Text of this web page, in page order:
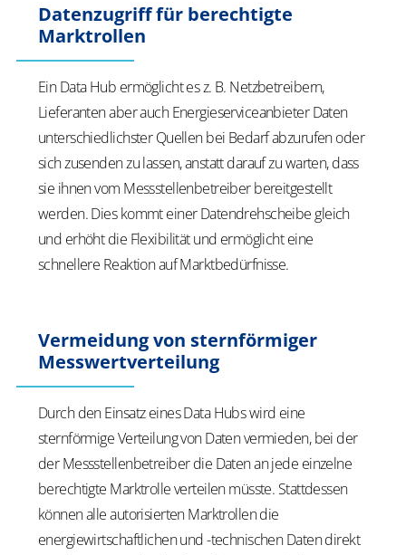
Datenzugriff für berechtigte
Marktrollen
Ein Data Hub ermöglicht es z. B. Netzbetreibern,
Lieferanten aber auch EnergieserviceanbieterDaten
unterschiedlichster Quellen bei Bedarf abzurufen oder
sich zusenden zu lassen, anstatt darauf zu warten, dass
sie ihnen vom Messstellenbetreiber bereitgestellt
werden. Dies kommt einer Datendrehscheibe gleich
und erhöht die Flexibilität und ermöglicht eine
schnellere Reaktion auf Marktbedürfnisse.
Vermeidung von sternförmiger
Messwertverteilung
Durch den Einsatz eines Data Hubs wird eine
sternförmige Verteilung von Daten vermieden, bei der
der Messstellenbetreiber die Daten an jede einzelne
berechtigte Marktrolle verteilen müsste. Stattdessen
können alle autorisierten Marktrollen die
energiewirtschaftlichen und -technischen Daten direkt